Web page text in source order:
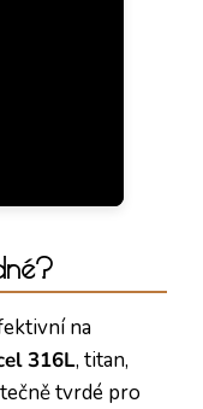
na
316L, titan,
tvrdé pro